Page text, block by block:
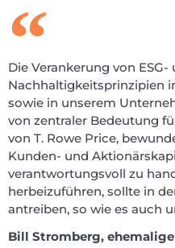
Die Verankerung von ESG-
Nachhaltigkeitsprinzipien
sowie in unserem
von zentraler Bedeutung
von T. Rowe Price,
Kunden- und
verantwortungsvoll zu
herbeizuführen, sollte in
antreiben, so wie es auch
Bill Stromberg,